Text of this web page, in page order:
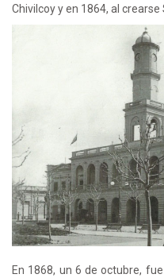
Chivilcoy y en 1864, al crearse
En 1868, un 6 de octubre,